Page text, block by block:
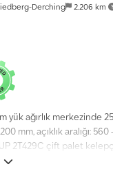
Derching 2.206 km
yük ağırlık merkezinde
mm, açıklık aralığı:
2T429C çift palet
aralığı 560-1960 mm,